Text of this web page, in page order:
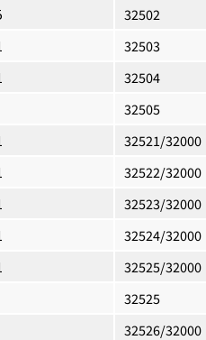
32502
32503
32504
32505
32521/32000
32522/32000
32523/32000
32524/32000
32525/32000
32525
32526/32000